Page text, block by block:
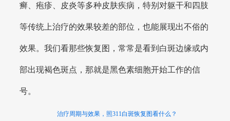
癣、疱疹、皮炎等多种皮肤疾病，特别对躯干和四肢
等传统上治疗的效果较差的部位，也能展现出不俗的
效果。我们看那些恢复图，常常是看到白斑边缘或内
部出现褐色斑点，那就是黑色素细胞开始工作的信
号。
治疗周期与效果，照311白斑恢复图看什么？